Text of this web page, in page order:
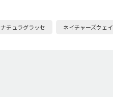
ナチュラグラッセ ネイチャーズウェイ